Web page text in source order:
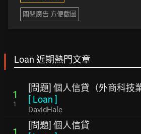
關閉廣告 方便截圖
Loan 近期熱門文章
1
1
[問題] 個人信貸（外商科技
[ Loan ]
DavidHale
[問題] 個人信貸